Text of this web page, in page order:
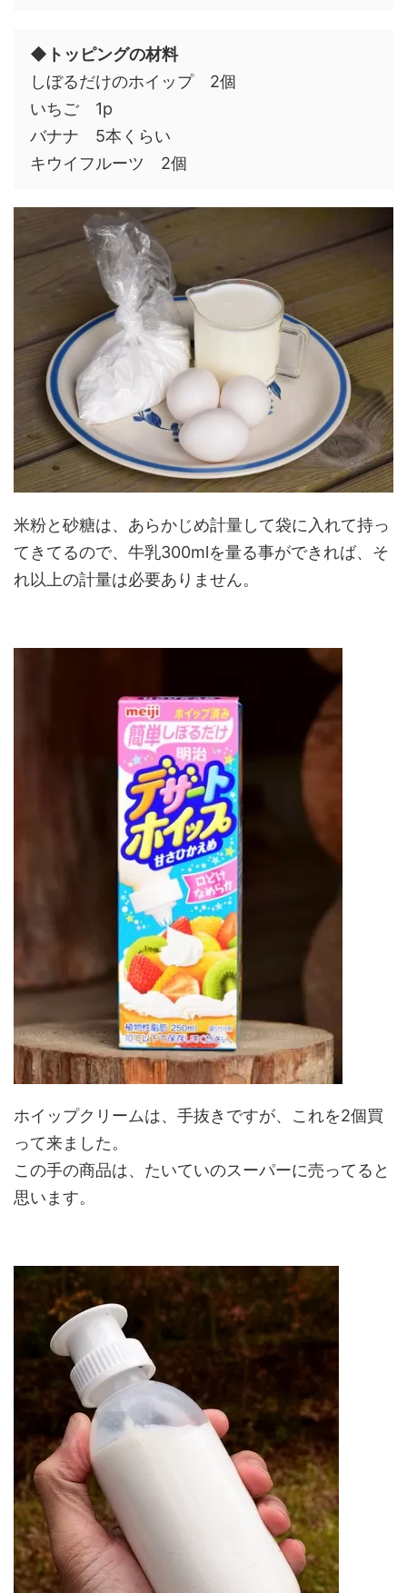
◆トッピングの材料
しぼるだけのホイップ 2個
いちご 1p
バナナ 5本くらい
キウイフルーツ 2個
米粉と砂糖は、あらかじめ計量して袋に入れて持っ
てきてるので、牛乳300mlを量る事ができれば、そ
れ以上の計量は必要ありません。
ホイップクリームは、手抜きですが、これを2個買
って来ました。
この手の商品は、たいていのスーパーに売ってると
思います。